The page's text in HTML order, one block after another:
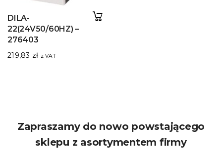
DILA-
22(24V50/60HZ) –
276403
219,83 zł z VAT
Zapraszamy do nowo powstającego
sklepu z asortymentem firmy